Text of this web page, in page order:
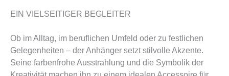
EIN VIELSEITIGER BEGLEITER
Ob im Alltag, im beruflichen Umfeld oder zu festlichen
Gelegenheiten – der Anhänger setzt stilvolle Akzente.
Seine farbenfrohe Ausstrahlung und die Symbolik der